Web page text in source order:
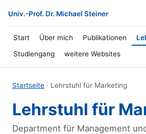
Univ.-Prof. Dr. Michael Steiner
Start Über mich Publikationen
Studiengang weitere Websites
Startseite · Lehrstuhl für Marketing
Lehrstuhl für
Department für Management